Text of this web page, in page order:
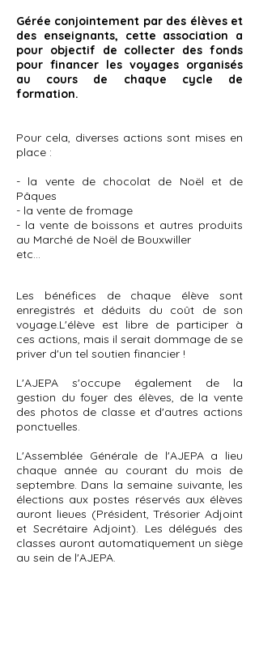
Gérée conjointement par des élèves et
des enseignants, cette association a
pour objectif de collecter des fonds
pour financer les voyages organisés
au cours de chaque cycle de
formation.
Pour cela, diverses actions sont mises en
place :
- la vente de chocolat de Noël et de
Pâques
- la vente de fromage
- la vente de boissons et autres produits
au Marché de Noël de Bouxwiller
etc...
Les bénéfices de chaque élève sont
enregistrés et déduits du coût de son
voyage.L'élève est libre de participer à
ces actions, mais il serait dommage de se
priver d'un tel soutien financier !
L'AJEPA s'occupe également de la
gestion du foyer des élèves, de la vente
des photos de classe et d'autres actions
ponctuelles.
L'Assemblée Générale de l'AJEPA a lieu
chaque année au courant du mois de
septembre. Dans la semaine suivante, les
élections aux postes réservés aux élèves
auront lieues (Président, Trésorier Adjoint
et Secrétaire Adjoint). Les délégués des
classes auront automatiquement un siège
au sein de l'AJEPA.